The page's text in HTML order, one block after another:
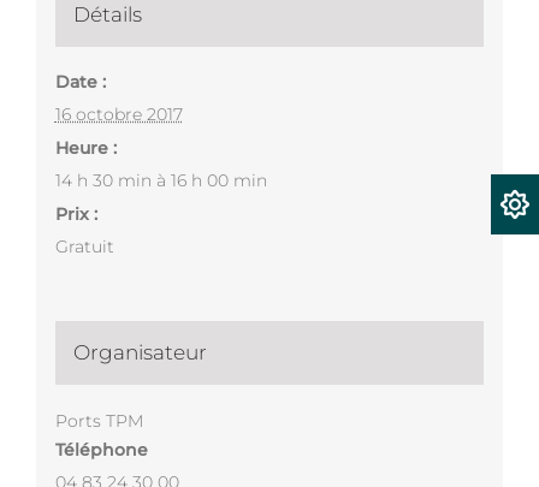
Détails
Date :
16 octobre 2017
Heure :
14 h 30 min à 16 h 00 min
Prix :
Gratuit
Organisateur
Ports TPM
Téléphone
04 83 24 30 00